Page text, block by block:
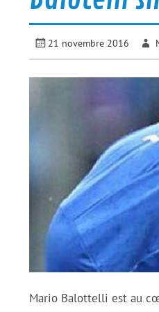
21 novembre 2016
Mario Balottelli est au